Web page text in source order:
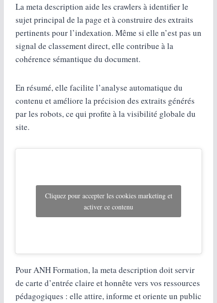
La meta description aide les crawlers à identifier le
sujet principal de la page et à construire des extraits
pertinents pour l’indexation. Même si elle n’est pas un
signal de classement direct, elle contribue à la
cohérence sémantique du document.
En résumé, elle facilite l’analyse automatique du
contenu et améliore la précision des extraits générés
par les robots, ce qui profite à la visibilité globale du
site.
Cliquez pour accepter les cookies marketing et
activer ce contenu
Pour ANH Formation, la meta description doit servir
de carte d’entrée claire et honnête vers vos ressources
pédagogiques : elle attire, informe et oriente un public